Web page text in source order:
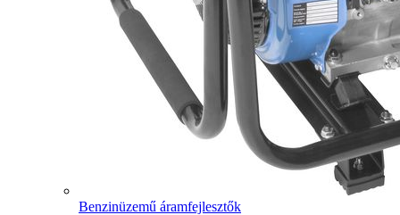
Benzinüzemű áramfejlesztők